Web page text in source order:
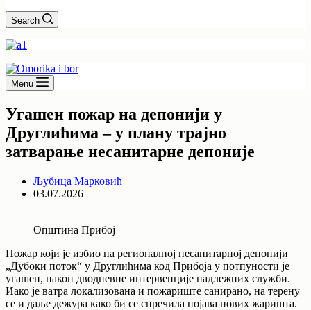
Search
Menu
Угашен пожар на депонији у
Друглићима – у плану трајно
затварање несанитарне депоније
Љубица Марковић
03.07.2026
Општина Прибој
Пожар који је избио на регионалној несанитарној депонији
„Дубоки поток“ у Друглићима код Прибоја у потпуности је
угашен, након дводневне интервенције надлежних служби.
Иако је ватра локализована и пожариште санирано, на терену
се и даље дежура како би се спречила појава нових жаришта.